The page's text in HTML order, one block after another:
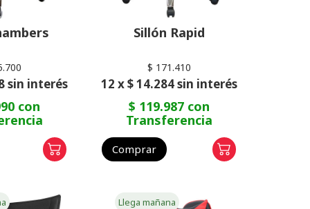
sin interés
con
Sillón Rapid
$ 171.410
12 x $ 14.284 sin interés
$ 119.987 con
Transferencia
Comprar
Llega mañana